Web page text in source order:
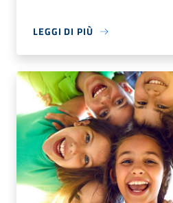
LEGGI DI PIÙ